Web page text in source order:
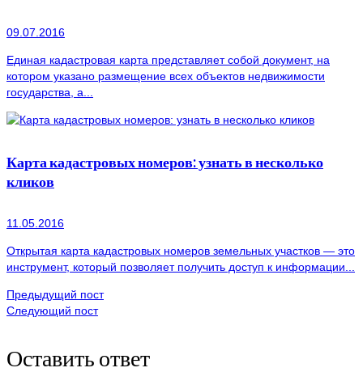
09.07.2016
Единая кадастровая карта представляет собой документ, на
котором указано размещение всех объектов недвижимости
государства, а...
Карта кадастровых номеров: узнать в несколько
кликов
11.05.2016
Открытая карта кадастровых номеров земельных участков — это
инструмент, который позволяет получить доступ к информации...
Предыдущий пост
Следующий пост
Оставить ответ